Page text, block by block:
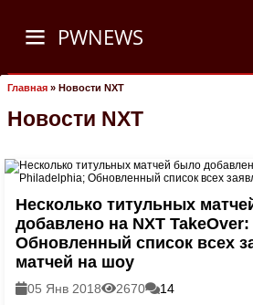
PWNEWS
Главная » Новости NXT
Новости NXT
Несколько титульных
добавлено на NXT
Обновленный список всех
матчей на шоу
05 Янв 2018 2670 14